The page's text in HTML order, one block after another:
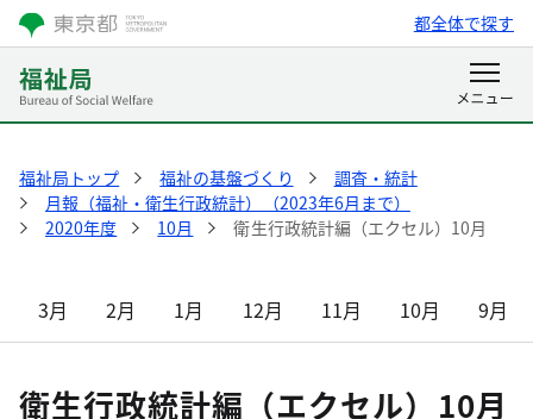
都全体で探す
福祉局トップ 福祉の基盤づくり
調査・統計
月報（福祉・衛生行政統計）（2023年6月まで）
2020年度
10月 衛生行政統計編（エクセル）10月
3月 2月 1月 12月 11月 10月 9月
衛生行政統計編（エクセル）10月